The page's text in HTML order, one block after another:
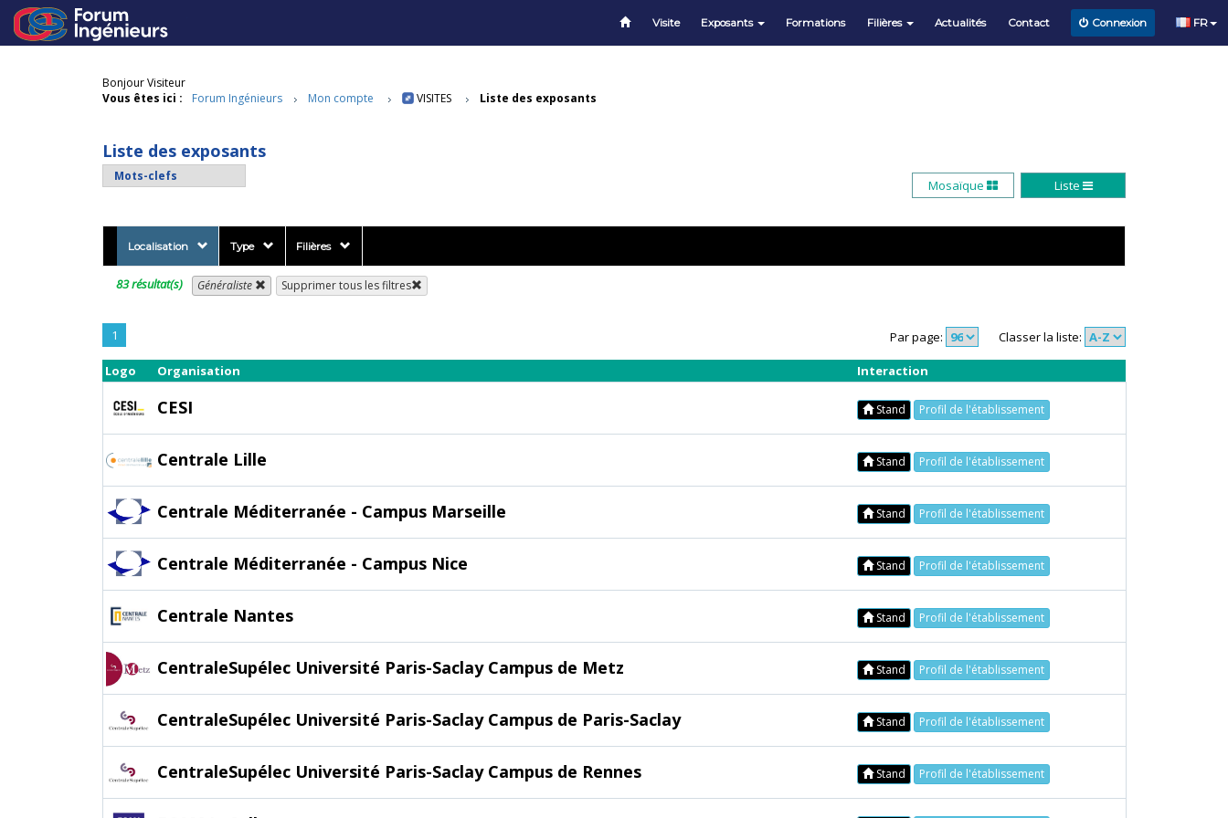
Visite Exposants Formations Filières Actualités Contact Connexion FR
Bonjour Visiteur
Vous êtes ici :
Forum Ingénieurs Mon compte VISITES Liste des exposants
Liste des exposants
Mosaïque Liste
Localisation Type Filières
83 résultat(s) Généraliste Supprimer tous les filtres
1 Par page: Classer la liste:
Logo Organisation Interaction
CESI Stand Profil de l'établissement
Centrale Lille Stand Profil de l'établissement
Centrale Méditerranée - Campus Marseille Stand Profil de l'établissement
Centrale Méditerranée - Campus Nice Stand Profil de l'établissement
Centrale Nantes Stand Profil de l'établissement
CentraleSupélec Université Paris-Saclay Campus de Metz Stand Profil de l'établissement
CentraleSupélec Université Paris-Saclay Campus de Paris-Saclay Stand Profil de l'établissement
CentraleSupélec Université Paris-Saclay Campus de Rennes Stand Profil de l'établissement